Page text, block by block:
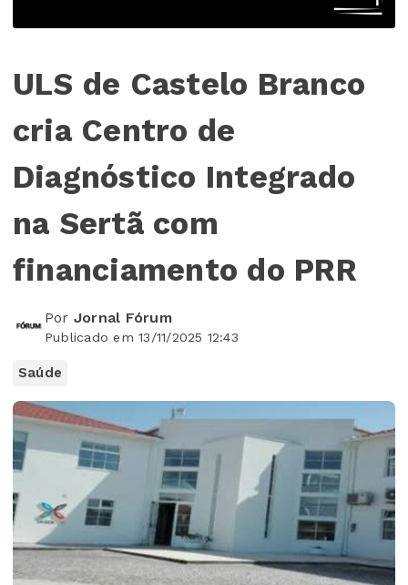
ULS de Castelo Branco
cria Centro de
Diagnóstico Integrado
na Sertã com
financiamento do PRR
Por Jornal Fórum
Publicado em 13/11/2025 12:43
Saúde